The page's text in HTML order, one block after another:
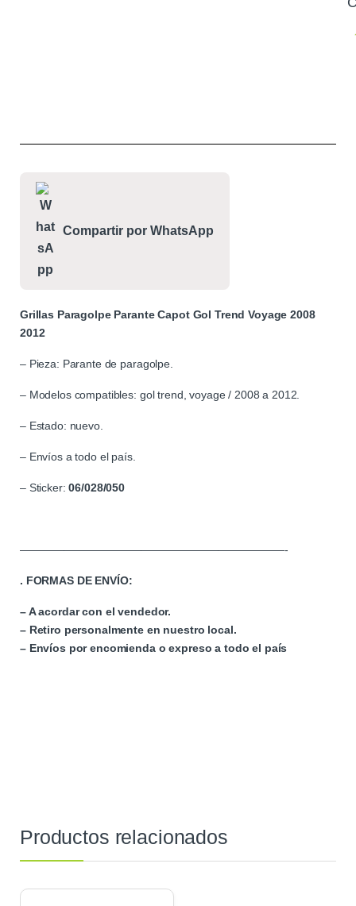
Compartir por WhatsApp
Grillas Paragolpe Parante Capot Gol Trend Voyage 2008
2012
– Pieza: Parante de paragolpe.
– Modelos compatibles: gol trend, voyage / 2008 a 2012.
– Estado: nuevo.
– Envíos a todo el país.
– Sticker:06/028/050
————————————————————————-
. FORMAS DE ENVÍO:
– A acordar con el vendedor.
– Retiro personalmente en nuestro local.
– Envíos por encomienda o expreso a todo el país
Productos relacionados